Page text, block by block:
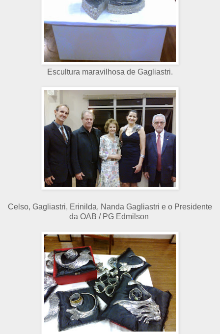
Escultura maravilhosa de Gagliastri.
Celso, Gagliastri, Erinilda, Nanda Gagliastri e o Presidente
da OAB / PG Edmilson